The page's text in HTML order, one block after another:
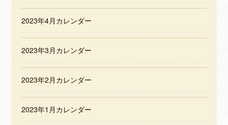
2023年4月カレンダー
2023年3月カレンダー
2023年2月カレンダー
2023年1月カレンダー